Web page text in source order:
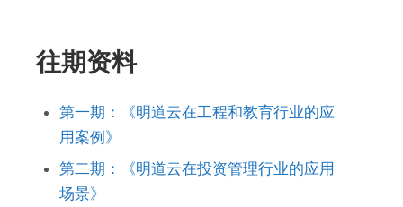
往期资料
第一期：《明道云在工程和教育行业的应
用案例》
第二期：《明道云在投资管理行业的应用
场景》